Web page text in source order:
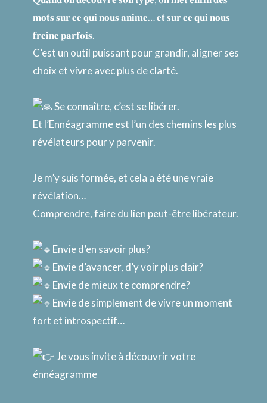
𝐦𝐨𝐭𝐬 𝐬𝐮𝐫 𝐜𝐞 𝐪𝐮𝐢 𝐧𝐨𝐮𝐬 𝐚𝐧𝐢𝐦𝐞… 𝐞𝐭 𝐬𝐮𝐫 𝐜𝐞 𝐪𝐮𝐢 𝐧𝐨𝐮𝐬
𝐟𝐫𝐞𝐢𝐧𝐞 𝐩𝐚𝐫𝐟𝐨𝐢𝐬.
C’est un outil puissant pour grandir, aligner ses
choix et vivre avec plus de clarté.
Se connaître, c’est se libérer.
Et l’Ennéagramme est l’un des chemins les plus
révélateurs pour y parvenir.
Je m’y suis formée, et cela a été une vraie
révélation…
Comprendre, faire du lien peut-être libérateur.
Envie d’en savoir plus?
Envie d’avancer, d’y voir plus clair?
Envie de mieux te comprendre?
Envie de simplement de vivre un moment
fort et introspectif…
Je vous invite à découvrir votre
énnéagramme